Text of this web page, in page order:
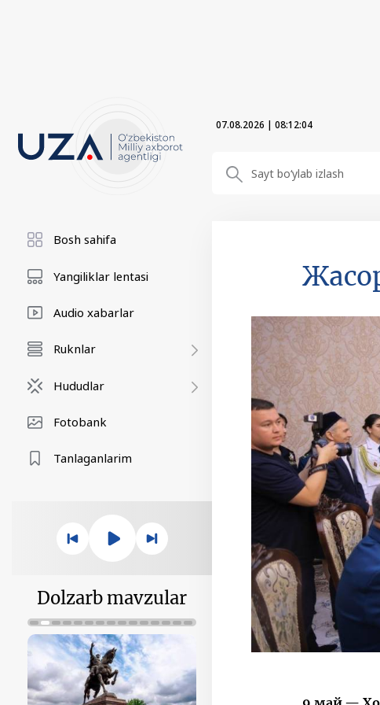
07.08.2026 | 08:12:06
Bosh sahifa
Yangiliklar lentasi
Audio xabarlar
Ruknlar
Hududlar
Fotobank
Tanlaganlarim
Dolzarb mavzular